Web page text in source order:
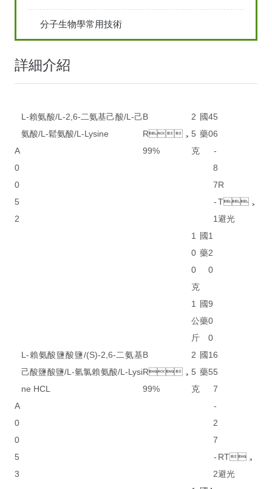
分子生物學常用技術
詳細介紹
A
0
0
5
2
L-賴氨酸/L-2,6-二氨基己酸/L-己
氨酸/L-鬆氨酸/L-Lysine
B
R，
99%
2
5
克
國
藥
4
0
5
6
-
8
7
-
1
R
T，
避光
1
0
0
克
國
藥
1
2
0
1
公
斤
國
藥
9
0
0
A
0
0
5
3
L-賴氨酸鹽酸鹽/(S)-2,6-二氨基
己酸鹽酸鹽/L-氫氯賴氨酸/L-Lysi
ne HCL
B
R，
99%
2
5
克
國
藥
1
5
6
5
7
-
2
7
-
2
RT，
避光